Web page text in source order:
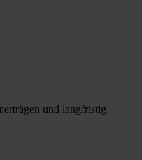
und langfristig